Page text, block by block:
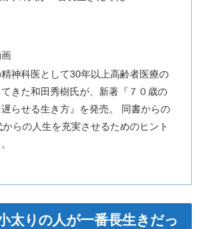
神科医として30年以上高齢者医療の
きた和田秀樹氏が、新著『７０歳の
らせる生き方』を発売。 同書からの
らの人生を充実させるためのヒント
太りの人が一番長生きだっ